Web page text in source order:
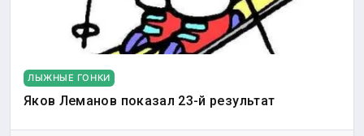
ЛЫЖНЫЕ ГОНКИ
Яков Леманов показал 23-й результат